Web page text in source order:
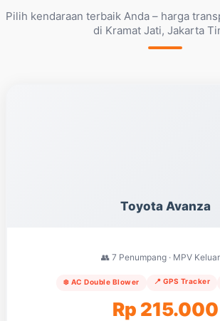
Pilih kendaraan terbaik Anda – harga
di Kramat Jati, Jakarta
Toyota Avanza
👥 7 Penumpang · MPV
❄️ AC Double Blower 📍 GPS Tracker
Rp 215.000